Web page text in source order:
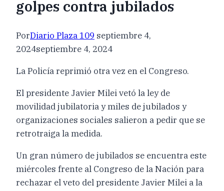
golpes contra jubilados
PorDiario Plaza 109 septiembre 4,
2024septiembre 4, 2024
La Policía reprimió otra vez en el Congreso.
El presidente Javier Milei vetó la ley de
movilidad jubilatoria y miles de jubilados y
organizaciones sociales salieron a pedir que se
retrotraiga la medida.
Un gran número de jubilados se encuentra este
miércoles frente al Congreso de la Nación para
rechazar el veto del presidente Javier Milei a la